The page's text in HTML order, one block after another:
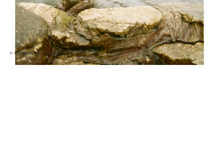
© 2026 Okano Yasushi